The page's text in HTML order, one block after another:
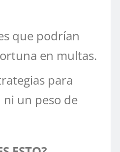
que podrían
en multas.
para
ni un peso de